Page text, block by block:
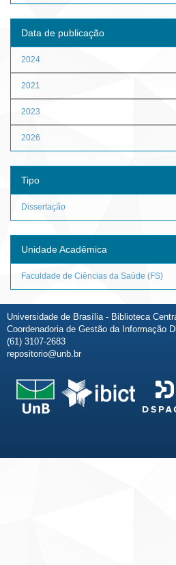
Data de publicação
2024
2021
2023
2026
Tipo
Dissertação
Unidade Acadêmica
Faculdade de Ciências da Saúde (FS)
Universidade de Brasília - Biblioteca
Coordenadoria de Gestão da Informação
(61) 3107-2683
repositorio@unb.br